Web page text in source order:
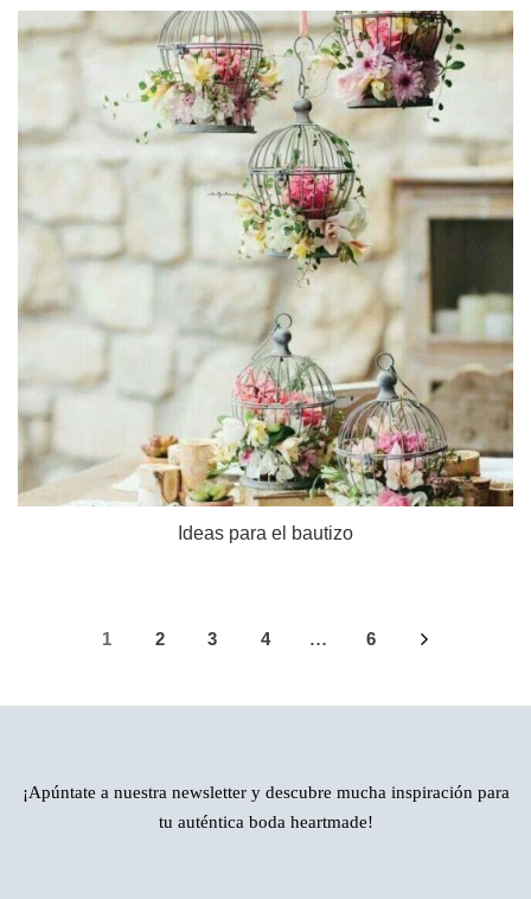
Ideas para el bautizo
1 2 3 4 … 6
¡Apúntate a nuestra newsletter y descubre mucha inspiración para
tu auténtica boda heartmade!